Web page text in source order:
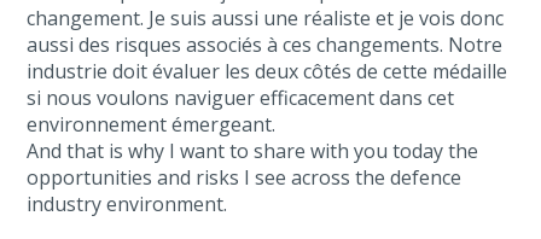
changement. Je suis aussi une réaliste et je vois donc
aussi des risques associés à ces changements. Notre
industrie doit évaluer les deux côtés de cette médaille
si nous voulons naviguer efficacement dans cet
environnement émergeant.
And that is why I want to share with you today the
opportunities and risks I see across the defence
industry environment.